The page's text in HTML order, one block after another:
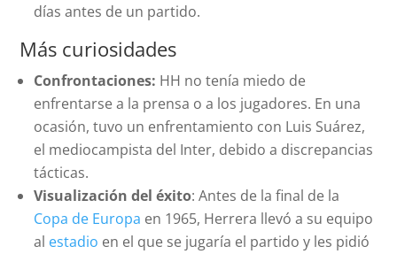
días antes de un partido.
Más curiosidades
Confrontaciones: HH no tenía miedo de
enfrentarse a la prensa o a los jugadores. En una
ocasión, tuvo un enfrentamiento con Luis Suárez,
el mediocampista del Inter, debido a discrepancias
tácticas.
Visualización del éxito: Antes de la final de la
Copa de Europa en 1965, Herrera llevó a su equipo
al estadio en el que se jugaría el partido y les pidió